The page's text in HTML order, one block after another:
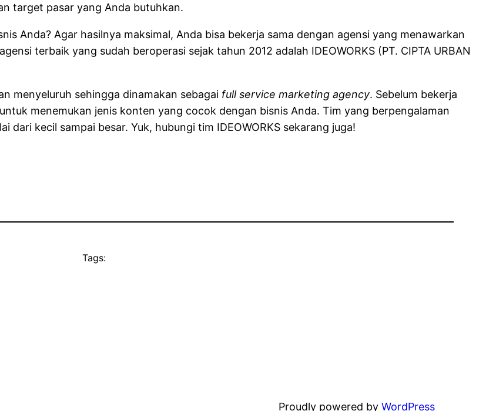
target pasar yang Anda butuhkan.
Anda? Agar hasilnya maksimal, Anda bisa bekerja sama dengan agensi yang menawarkan
terbaik yang sudah beroperasi sejak tahun 2012 adalah IDEOWORKS (PT. CIPTA URBAN
menyeluruh sehingga dinamakan sebagai full service marketing agency. Sebelum bekerja
menemukan jenis konten yang cocok dengan bisnis Anda. Tim yang berpengalaman
dari kecil sampai besar. Yuk, hubungi tim IDEOWORKS sekarang juga!
Tags:
Proudly powered by WordPress